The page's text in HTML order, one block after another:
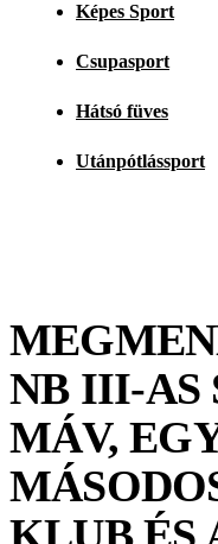
Képes Sport
Csupasport
Hátsó füves
Utánpótlássport
NB III-AS
MÁV,